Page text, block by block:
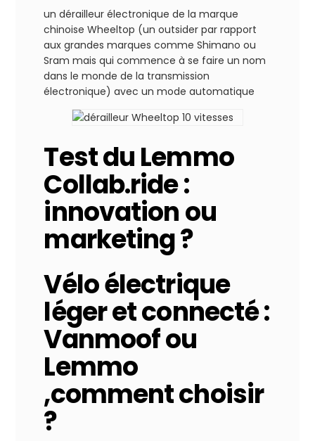
un dérailleur électronique de la marque
chinoise Wheeltop (un outsider par rapport
aux grandes marques comme Shimano ou
Sram mais qui commence à se faire un nom
dans le monde de la transmission
électronique) avec un mode automatique
Test du Lemmo
Collab.ride :
innovation ou
marketing ?
Vélo électrique
léger et connecté :
Vanmoof ou
Lemmo
,comment choisir
?